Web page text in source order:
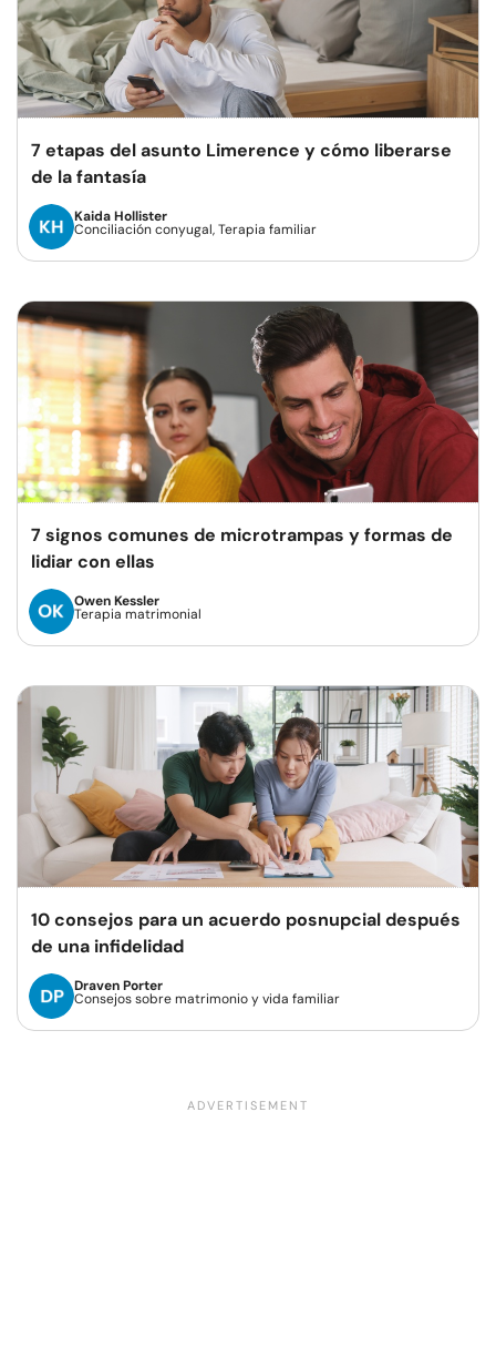
7 etapas del asunto Limerence y cómo liberarse
de la fantasía
Kaida Hollister
Conciliación conyugal, Terapia familiar
7 signos comunes de microtrampas y formas de
lidiar con ellas
Owen Kessler
Terapia matrimonial
10 consejos para un acuerdo posnupcial después
de una infidelidad
Draven Porter
Consejos sobre matrimonio y vida familiar